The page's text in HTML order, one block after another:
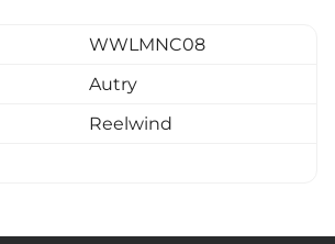
WWLMNC08
Autry
Reelwind